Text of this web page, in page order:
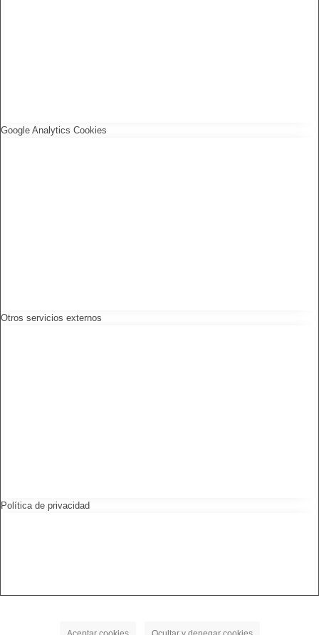
Google Analytics Cookies
Otros servicios externos
Política de privacidad